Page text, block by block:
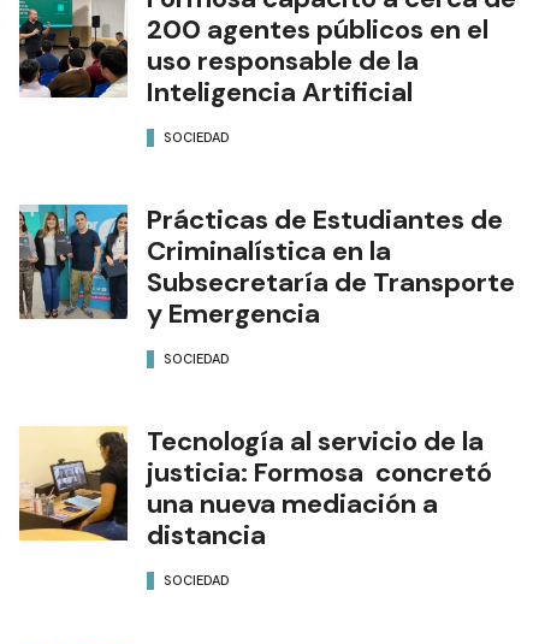
200 agentes públicos en el
uso responsable de la
Inteligencia Artificial
SOCIEDAD
Prácticas de Estudiantes de
Criminalística en la
Subsecretaría de Transporte
y Emergencia
SOCIEDAD
Tecnología al servicio de la
justicia: Formosa concretó
una nueva mediación a
distancia
SOCIEDAD